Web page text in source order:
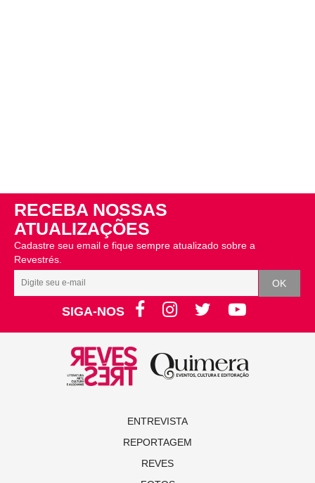
RECEBA NOSSAS
ATUALIZAÇÕES
Cadastre seu email e fique sempre atualizado sobre a
Revestrés.
SIGA-NOS
ENTREVISTA
REPORTAGEM
REVES